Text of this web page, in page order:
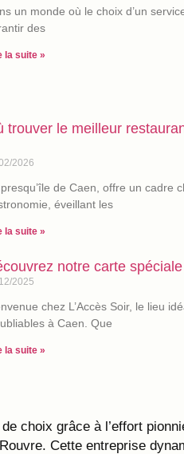
un monde où le choix d’un
des
la suite »
trouver le meilleur
2026
de Caen, offre un cadre
éveillant les
la suite »
notre carte
2025
chez L’Accès Soir, le lieu
à Caen. Que
la suite »
choix grâce à l’effort
Cette entreprise